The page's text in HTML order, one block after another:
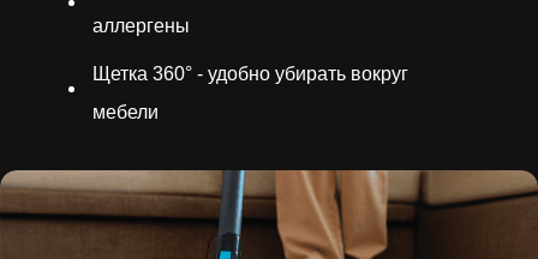
аллергены
Щетка 360° - удобно убирать вокруг
мебели